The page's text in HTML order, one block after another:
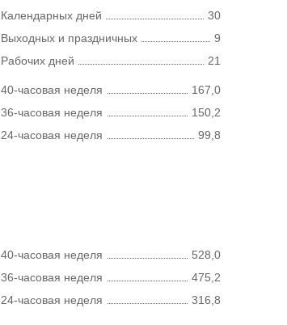
Календарных дней
30
Выходных и праздничных
9
Рабочих дней
21
40-часовая неделя
167,0
36-часовая неделя
150,2
24-часовая неделя
99,8
40-часовая неделя
528,0
36-часовая неделя
475,2
24-часовая неделя
316,8